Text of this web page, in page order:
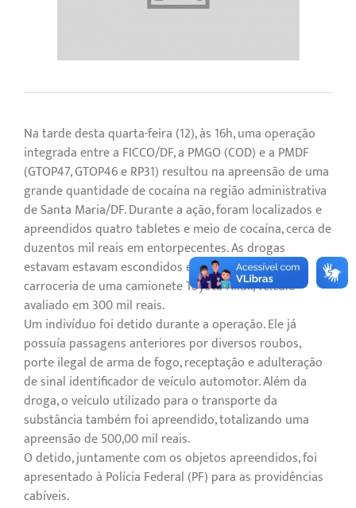
Na tarde desta quarta-feira (12), às 16h, uma operação
integrada entre a FICCO/DF, a PMGO (COD) e a PMDF
(GTOP47, GTOP46 e RP31) resultou na apreensão de uma
grande quantidade de cocaína na região administrativa
de Santa Maria/DF. Durante a ação, foram localizados e
apreendidos quatro tabletes e meio de cocaína, cerca de
duzentos mil reais em entorpecentes. As drogas
estavam estavam escondidos em um fundo falso na
carroceria de uma camionete Toyota Hilux, veículo
avaliado em 300 mil reais.
Um indivíduo foi detido durante a operação. Ele já
possuía passagens anteriores por diversos roubos,
porte ilegal de arma de fogo, receptação e adulteração
de sinal identificador de veículo automotor. Além da
droga, o veículo utilizado para o transporte da
substância também foi apreendido, totalizando uma
apreensão de 500,00 mil reais.
O detido, juntamente com os objetos apreendidos, foi
apresentado à Polícia Federal (PF) para as providências
cabíveis.